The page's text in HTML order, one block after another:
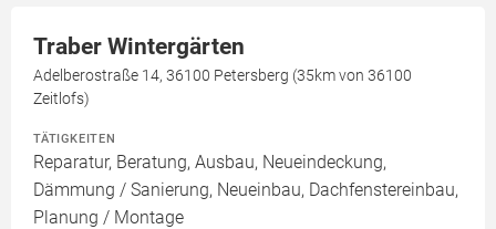
Traber Wintergärten
Adelberostraße 14, 36100 Petersberg (35km von 36100
Zeitlofs)
TÄTIGKEITEN
Reparatur, Beratung, Ausbau, Neueindeckung,
Dämmung / Sanierung, Neueinbau, Dachfenstereinbau,
Planung / Montage